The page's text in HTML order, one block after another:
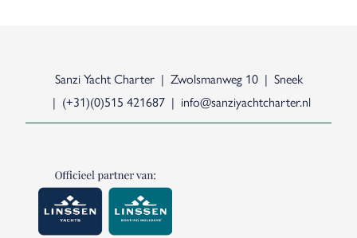
Sanzi Yacht Charter Zwolsmanweg 10
Sneek
(+31)(0)515 421687
info@sanziyachtcharter.nl